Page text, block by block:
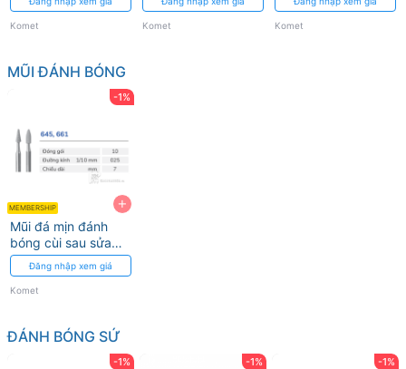
Komet Komet
tiến 4546 Komet
Komet
MŨI ĐÁNH BÓNG
-1%
+
MEMBERSHIP
Mũi đá mịn đánh
bóng cùi sau sửa
soạn 645, 649, 661
Komet
Đăng nhập xem giá
Komet
ĐÁNH BÓNG SỨ
-1% -1% -1%